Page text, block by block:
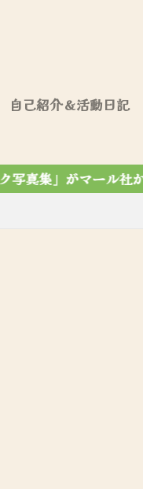
自己紹介＆活動日記
れました！令和7年